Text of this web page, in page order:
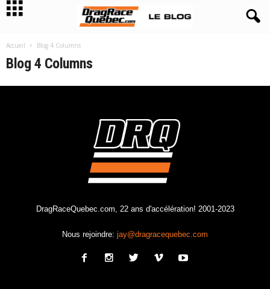
Accueil Blog 4 Columns
Blog 4 Columns
DragRaceQuebec.com, 22 ans d'accélération! 2001-2023
Nous rejoindre: jay@dragracequebec.com